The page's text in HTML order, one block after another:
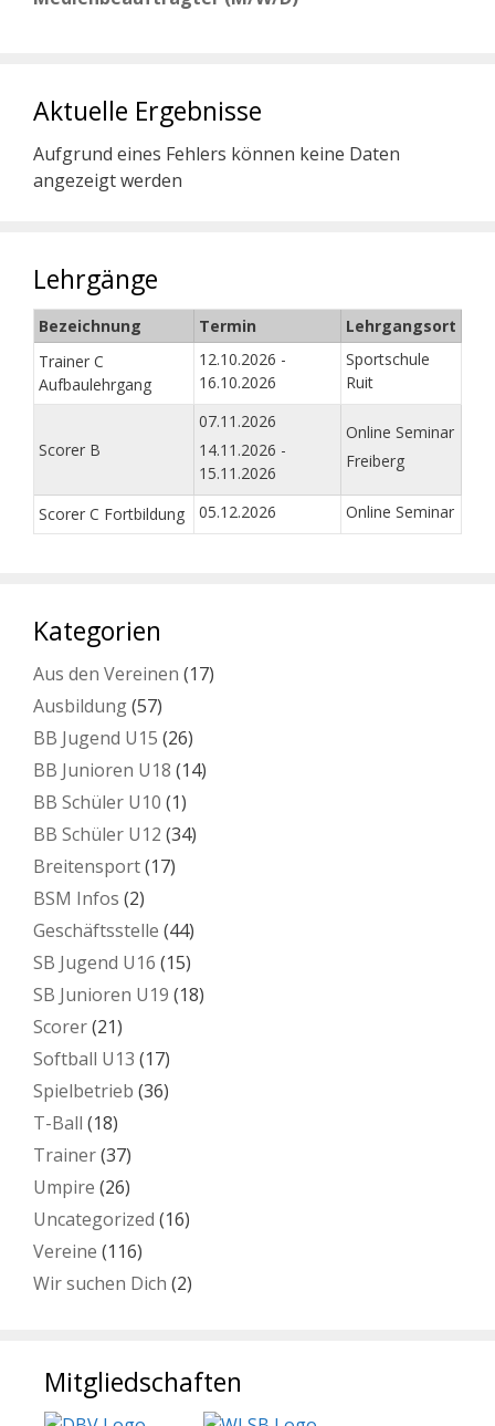
Aktuelle Ergebnisse
Aufgrund eines Fehlers können keine Daten
angezeigt werden
Lehrgänge
Bezeichnung Termin
Lehrgangsort
Trainer C
Aufbaulehrgang
12.10.2026 -
16.10.2026
Sportschule
Ruit
Scorer B
07.11.2026
14.11.2026 -
15.11.2026
Online Seminar
Freiberg
Scorer C Fortbildung 05.12.2026 Online Seminar
Kategorien
Aus den Vereinen (17)
Ausbildung(57)
BB Jugend U15 (26)
BB Junioren U18 (14)
BB Schüler U10 (1)
BB Schüler U12 (34)
Breitensport(17)
BSM Infos (2)
Geschäftsstelle (44)
SB Jugend U16 (15)
SB Junioren U19 (18)
Scorer(21)
Softball U13 (17)
Spielbetrieb (36)
T-Ball (18)
Trainer(37)
Umpire (26)
Uncategorized (16)
Vereine (116)
Wir suchen Dich (2)
Mitgliedschaften